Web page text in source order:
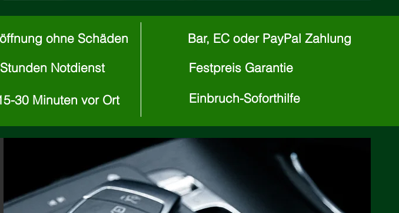
ohne Schäden
Notdienst
30 Minuten vor Ort
Bar, EC oder PayPal Zahlung
Festpreis Garantie
Einbruch-Soforthilfe